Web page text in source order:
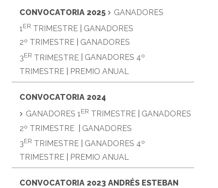
CONVOCATORIA 2025 › GANADORES
1ER TRIMESTRE
GANADORES
2º TRIMESTRE
GANADORES
3ER TRIMESTRE
GANADORES 4º
TRIMESTRE
PREMIO ANUAL
CONVOCATORIA 2024
› GANADORES 1 ER TRIMESTRE
GANADORES
2º TRIMESTRE
GANADORES
3ER TRIMESTRE
GANADORES 4º
TRIMESTRE
PREMIO ANUAL
CONVOCATORIA 2023 ANDRÉS ESTEBAN